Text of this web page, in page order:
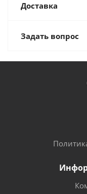
Доставка
Задать вопрос